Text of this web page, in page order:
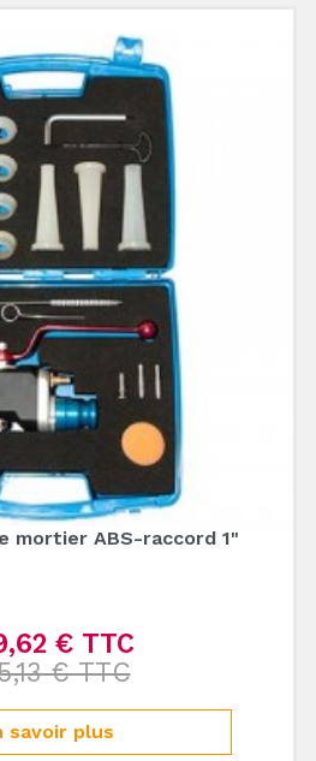
mortier ABS-raccord 1"
€ TTC
€ TTCPrix
savoir plus